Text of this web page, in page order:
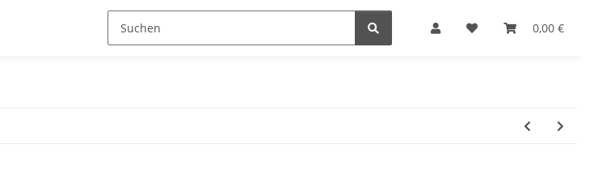
0,00 €